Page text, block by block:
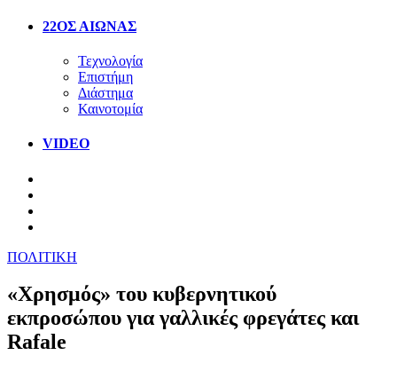
22ΟΣ ΑΙΩΝΑΣ
Τεχνολογία
Επιστήμη
Διάστημα
Καινοτομία
VIDEO
ΠΟΛΙΤΙΚΗ
«Χρησμός» του κυβερνητικού
εκπροσώπου για γαλλικές φρεγάτες και
Rafale